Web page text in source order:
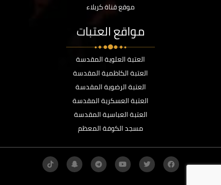
موقع قناة كربلاء
مواقع العتبات
العتبة العلوية المقدسة
العتبة الكاظمية المقدسة
العتبة الرضوية المقدسة
العتبة العسكرية المقدسة
العتبة العباسية المقدسة
مسجد الكوفة المعظم